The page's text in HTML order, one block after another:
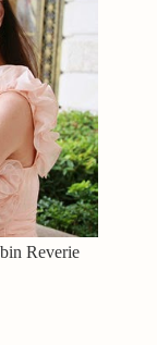
Reverie